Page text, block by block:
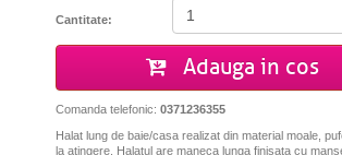
Cantitate:
Adauga in cos
Comanda telefonic: 0371236355
Halat lung de baie/casa realizat din material moale,
la atingere. Halatul are maneca lunga finisata cu